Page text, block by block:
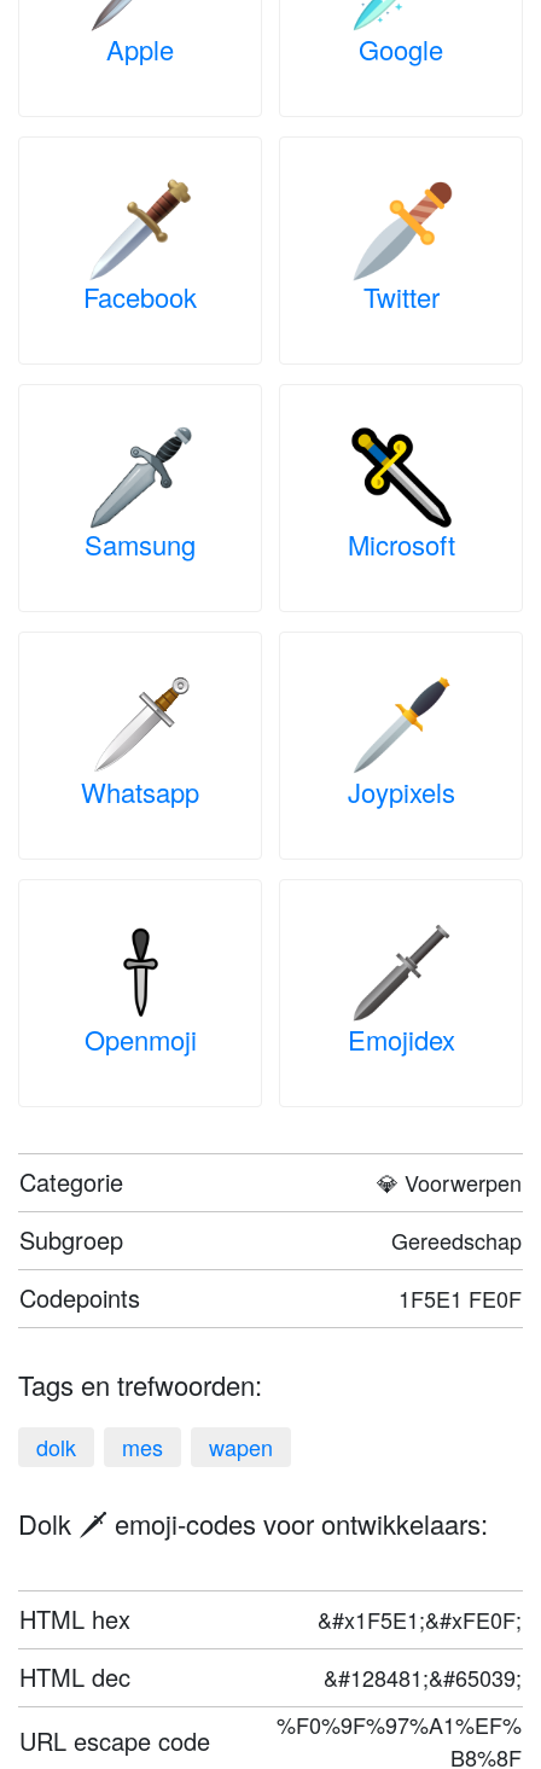
Apple Google
Facebook Twitter
Samsung Microsoft
Whatsapp Joypixels
Openmoji Emojidex
Categorie 💎 Voorwerpen
Subgroep Gereedschap
Codepoints 1F5E1 FE0F
Tags en trefwoorden:
dolk mes wapen
Dolk 🗡️ emoji-codes voor ontwikkelaars:
HTML hex &#x1F5E1;&#xFE0F;
HTML dec &#128481;&#65039;
URL escape code
%F0%9F%97%A1%EF%
B8%8F